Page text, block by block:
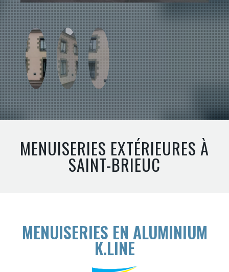
MENUISERIES EXTÉRIEURES À
SAINT-BRIEUC
MENUISERIES EN ALUMINIUM
K.LINE